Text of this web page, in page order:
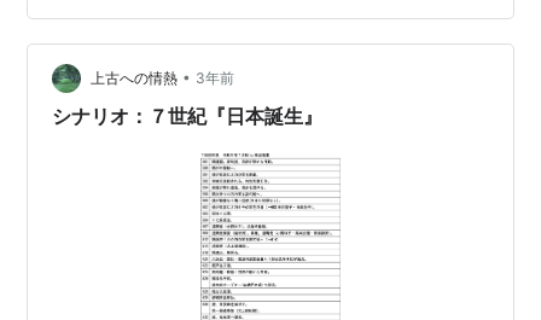
が、奈良時代において蘇我入鹿を有能と描いても不自然
ではなかったとは解釈できる。 実際、有能でなければ日
本書紀も悪様には描けなかったであろう。 入鹿が生きた
時代の背景 蘇我氏はもともと朝鮮半島情勢…
上古への情熱 • 3年前
シナリオ：７世紀『日本誕生』